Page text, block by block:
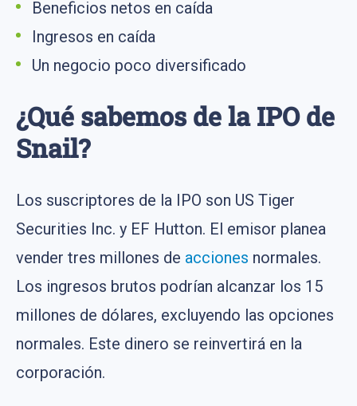
Beneficios netos en caída
Ingresos en caída
Un negocio poco diversificado
¿Qué sabemos de la IPO de
Snail?
Los suscriptores de la IPO son US Tiger
Securities Inc. y EF Hutton. El emisor planea
vender tres millones de acciones normales.
Los ingresos brutos podrían alcanzar los 15
millones de dólares, excluyendo las opciones
normales. Este dinero se reinvertirá en la
corporación.